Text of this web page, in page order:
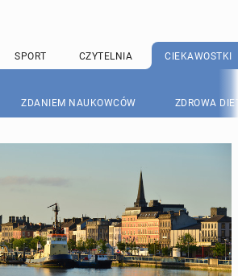
SPORT CZYTELNIA CIEKAWOSTKI
ZDANIEM NAUKOWCÓW ZDROWA